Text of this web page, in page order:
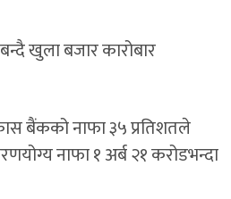
खुला बजार कारोबार
बैंकको नाफा ३५ प्रतिशतले
नाफा १ अर्ब २१ करोडभन्दा